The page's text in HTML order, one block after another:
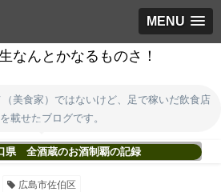
MENU
なんとかなるものさ！
美食家）ではないけど、足で稼いだ飲食店
載せたブログです。
県 全酒蔵のお酒制覇の記録
広島市佐伯区